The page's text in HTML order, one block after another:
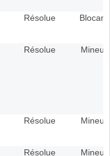
Résolue Blocant
Résolue Mineur
Résolue Mineur
Résolue Mineur